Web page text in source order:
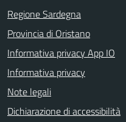
Regione Sardegna
Provincia di Oristano
Informativa privacy App IO
Informativa privacy
Note legali
Dichiarazione di accessibilità